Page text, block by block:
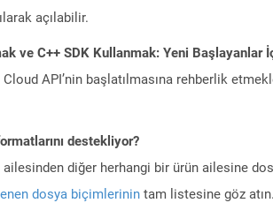
açılabilir.
ve C++ SDK Kullanmak: Yeni Başlayanlar
API’nin başlatılmasına rehberlik
destekliyor?
diğer herhangi bir ürün ailesine
dosya biçimlerinin tam listesine göz atın.